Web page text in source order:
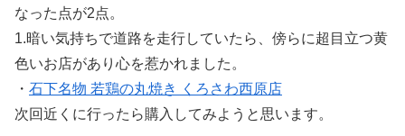
なった点が2点。
1.暗い気持ちで道路を走行していたら、傍らに超目立つ黄
色いお店があり心を惹かれました。
・ 石下名物 若鶏の丸焼き くろさわ西原店
次回近くに行ったら購入してみようと思います。